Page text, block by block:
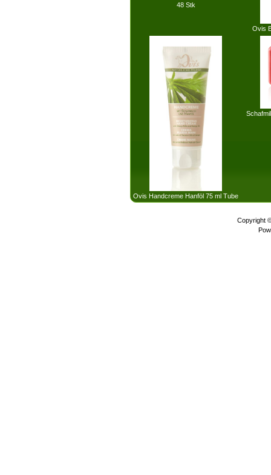
48 Stk
Ovis
Ovis Handcreme Hanföl 75 ml Tube
Copyright